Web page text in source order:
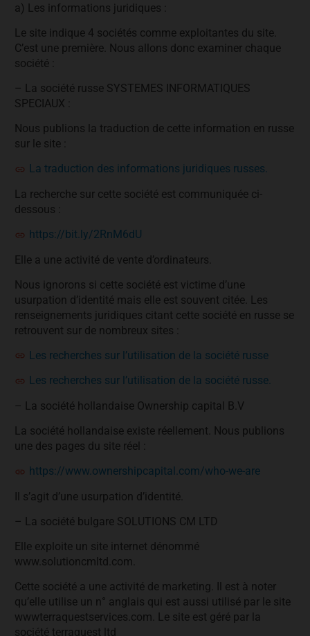
a) Les informations juridiques :
Le site indique 4 sociétés comme exploitantes du site.
C’est une première. Nous allons donc examiner chaque
société :
– La société russe SYSTEMES INFORMATIQUES
SPECIAUX :
Nous publions la traduction de cette information en russe
sur le site :
La traduction des informations juridiques russes.
La recherche sur cette société est communiquée ci-
dessous :
https://bit.ly/2RnM6dU
Elle a une activité de vente d’ordinateurs.
Nous ignorons si cette société est victime d’une
usurpation d’identité mais elle est souvent citée. Les
renseignements juridiques citant cette société en russe se
retrouvent sur de nombreux sites :
Les recherches sur l’utilisation de la société russe
Les recherches sur l’utilisation de la société russe.
– La société hollandaise Ownership capital B.V
La société hollandaise existe réellement. Nous publions
une des pages du site réel :
https://www.ownershipcapital.com/who-we-are
Il s’agit d’une usurpation d’identité.
– La société bulgare SOLUTIONS CM LTD
Elle exploite un site internet dénommé
www.solutioncmltd.com.
Cette société a une activité de marketing. Il est à noter
qu’elle utilise un n° anglais qui est aussi utilisé par le site
wwwterraquestservices.com. Le site est géré par la
société terraquest ltd